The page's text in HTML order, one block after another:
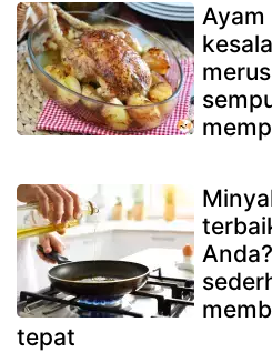
Ayam
tepat